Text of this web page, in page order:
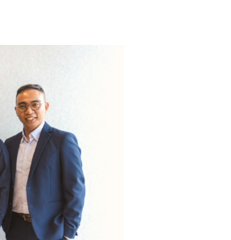
行，有些公司甚至發展
會面對在自家的網絡
要返回自家 Campus，
而令系統或應用程式出
題，除了可以做到傳統
機構和遠程辦公室卸
直接路由到達雲端平台
構：嚴密身份認證防入
、Hillstone 等，均以
安全。除此之外，SD-